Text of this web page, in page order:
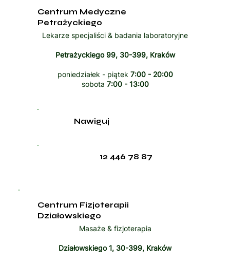
Centrum Medyczne
Petrażyckiego
Lekarze specjaliści & badania laboratoryjne
Petrażyckiego 99, 30-399, Kraków
poniedziałek - piątek 7:00 - 20:00
sobota 7:00 - 13:00
12 446 78 87
Nawiguj
Centrum Fizjoterapii
Działowskiego
Masaże & fizjoterapia
Działowskiego 1, 30-399, Kraków